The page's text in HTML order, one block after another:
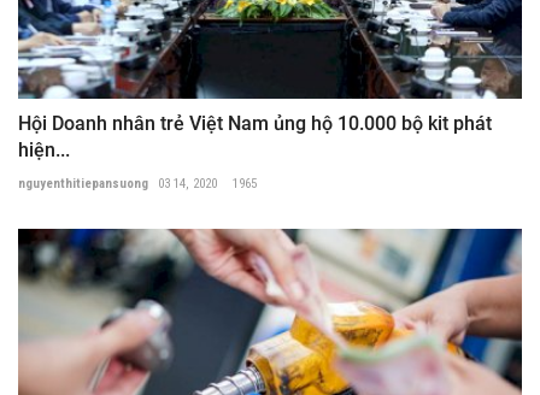
Hội Doanh nhân trẻ Việt Nam ủng hộ 10.000 bộ kit phát
hiện...
nguyenthitiepansuong 03 14, 2020 1965